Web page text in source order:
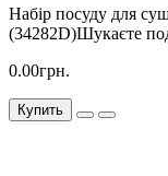
Набір посуду для
(34282D)Шукаєте
0.00грн.
Купить